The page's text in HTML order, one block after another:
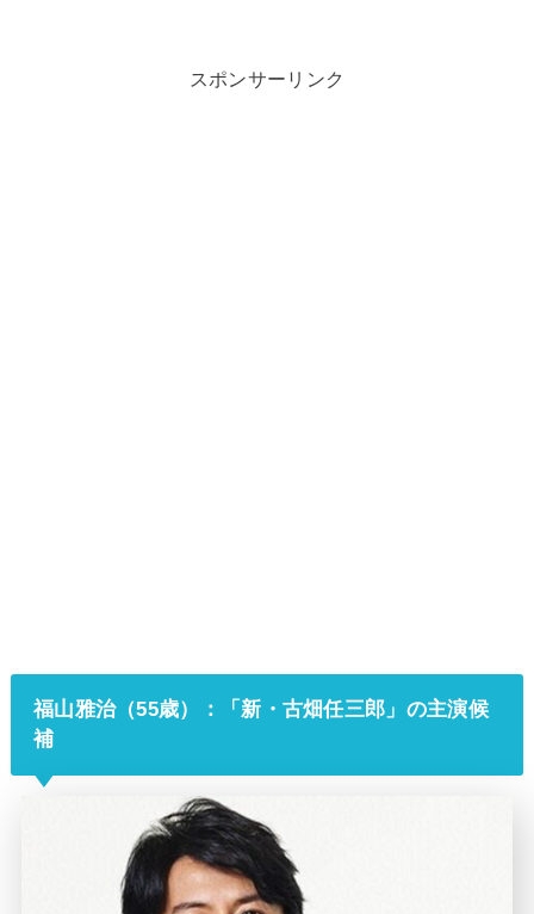
スポンサーリンク
福山雅治（55歳）：「新・古畑任三郎」の主演候
補